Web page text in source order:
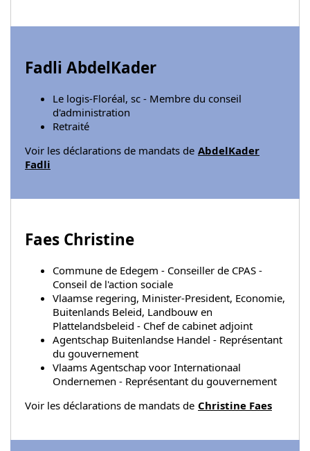
Fadli AbdelKader
Le logis-Floréal, sc - Membre du conseil
d'administration
Retraité
Voir les déclarations de mandats de AbdelKader
Fadli
Faes Christine
Commune de Edegem - Conseiller de CPAS -
Conseil de l'action sociale
Vlaamse regering, Minister-President, Economie,
Buitenlands Beleid, Landbouw en
Plattelandsbeleid - Chef de cabinet adjoint
Agentschap Buitenlandse Handel - Représentant
du gouvernement
Vlaams Agentschap voor Internationaal
Ondernemen - Représentant du gouvernement
Voir les déclarations de mandats de Christine Faes